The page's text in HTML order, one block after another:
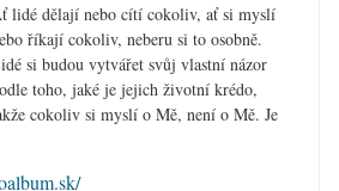
lidé dělají nebo cítí cokoliv, ať si myslí
říkají cokoliv, neberu si to osobně.
si budou vytvářet svůj vlastní názor
toho, jaké je jejich životní krédo,
cokoliv si myslí o Mě, není o Mě. Je